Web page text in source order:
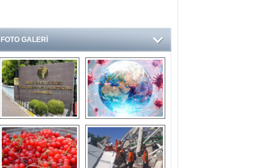
FOTO GALERİ
Ve burası da bir
devlet hastanesi
14 soruda
Koronavirüs
hakkında kendinizi
test edin...